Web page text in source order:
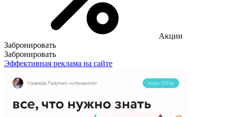
Акции
Забронировать
Забронировать
Эффективная реклама на сайте